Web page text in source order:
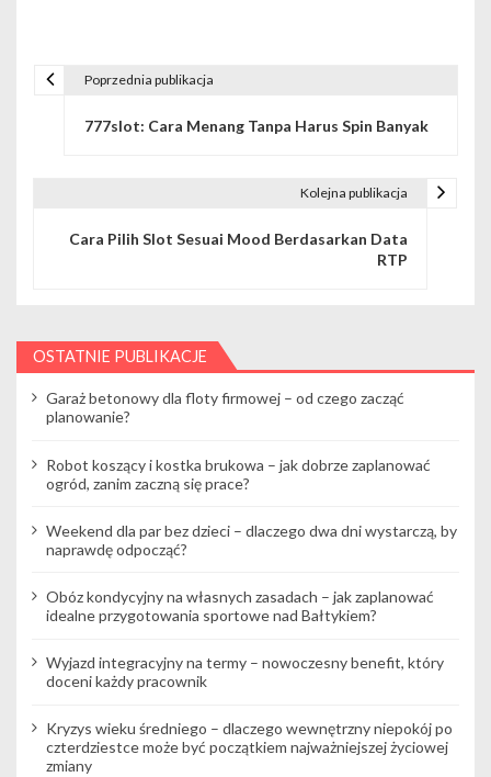
c
j
w
p
i
u
Poprzednia publikacja
777slot: Cara Menang Tanpa Harus Spin Banyak
Kolejna publikacja
Cara Pilih Slot Sesuai Mood Berdasarkan Data
RTP
OSTATNIE PUBLIKACJE
Garaż betonowy dla floty firmowej – od czego zacząć
planowanie?
Robot koszący i kostka brukowa – jak dobrze zaplanować
ogród, zanim zaczną się prace?
Weekend dla par bez dzieci – dlaczego dwa dni wystarczą, by
naprawdę odpocząć?
Obóz kondycyjny na własnych zasadach – jak zaplanować
idealne przygotowania sportowe nad Bałtykiem?
Wyjazd integracyjny na termy – nowoczesny benefit, który
doceni każdy pracownik
Kryzys wieku średniego – dlaczego wewnętrzny niepokój po
czterdziestce może być początkiem najważniejszej życiowej
zmiany